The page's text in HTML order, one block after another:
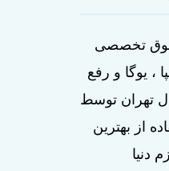
فوق تخصصی
، یوگا و رفع
تهران توسط
از بهترین
دنیا